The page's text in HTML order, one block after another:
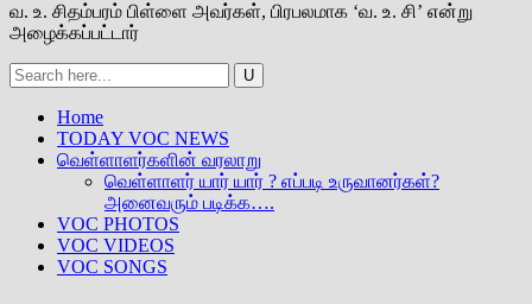
வ. உ. சிதம்பரம் பிள்ளை அவர்கள், பிரபலமாக ‘வ. உ. சி’ என்று
அழைக்கப்பட்டார்
Home
TODAY VOC NEWS
வெள்ளாளர்களின் வரலாறு
வெள்ளாளர் யார் யார் ? எப்படி உருவானர்கள்?
அனைவரும் படிக்க….
VOC PHOTOS
VOC VIDEOS
VOC SONGS